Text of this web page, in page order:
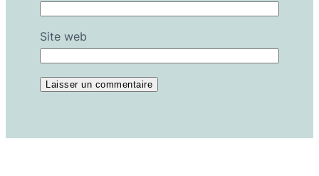
Site web